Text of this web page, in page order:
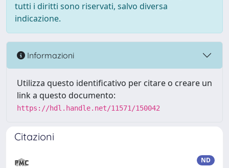
tutti i diritti sono riservati, salvo diversa
indicazione.
Informazioni
Utilizza questo identificativo per citare o creare un
link a questo documento:
https://hdl.handle.net/11571/150042
Citazioni
ND